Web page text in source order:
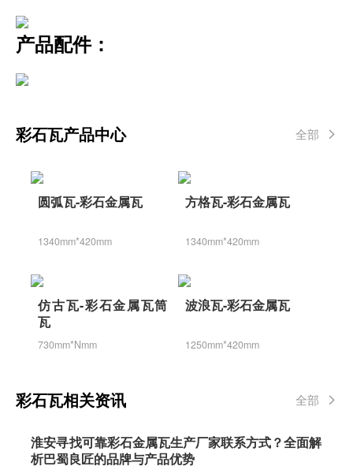
产品配件：
彩石瓦产品中心 全部
圆弧瓦-彩石金属瓦
1340mm*420mm
方格瓦-彩石金属瓦
1340mm*420mm
仿古瓦-彩石金属瓦筒
瓦
730mm*Nmm
波浪瓦-彩石金属瓦
1250mm*420mm
彩石瓦相关资讯 全部
淮安寻找可靠彩石金属瓦生产厂家联系方式？全面解
析巴蜀良匠的品牌与产品优势